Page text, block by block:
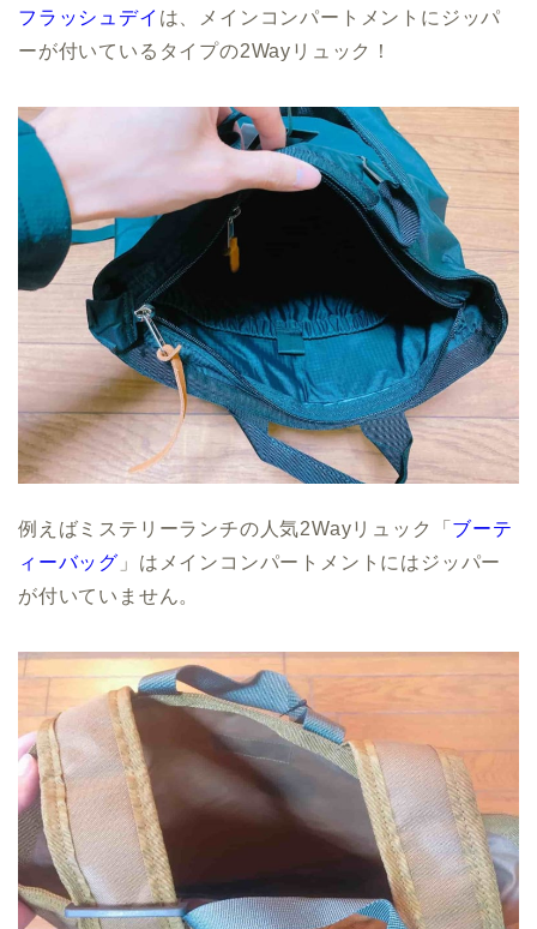
フラッシュデイ は、メインコンパートメントにジッパ
ーが付いているタイプの2Wayリュック！
例えばミステリーランチの人気2Wayリュック「 ブーテ
ィーバッグ 」はメインコンパートメントにはジッパー
が付いていません。